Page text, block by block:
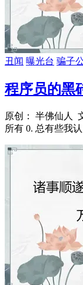
丑闻 曝光台 骗子
程序员的黑
原创： 半佛仙人
所有 0. 总有些我